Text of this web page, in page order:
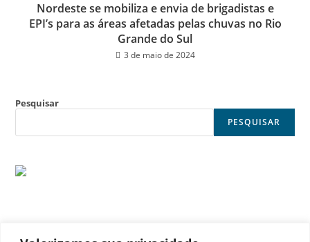
Nordeste se mobiliza e envia de brigadistas e
EPI’s para as áreas afetadas pelas chuvas no Rio
Grande do Sul
3 de maio de 2024
Pesquisar
PESQUISAR